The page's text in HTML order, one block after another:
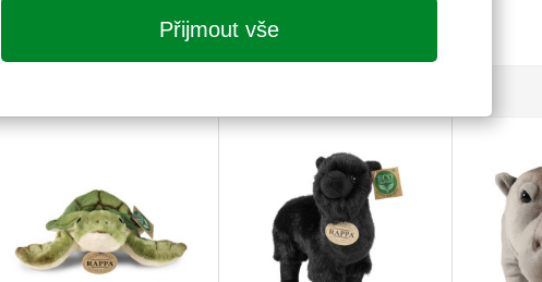
Přijmout vše